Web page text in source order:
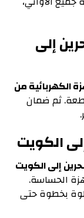
إلى
الكهربائية من
ثم ضمان
الكويت
إلى الكويت
الحساسة.
بخطوة حتى